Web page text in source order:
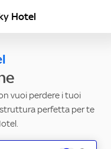
Hotel
vuoi perdere i tuoi
perfetta per te